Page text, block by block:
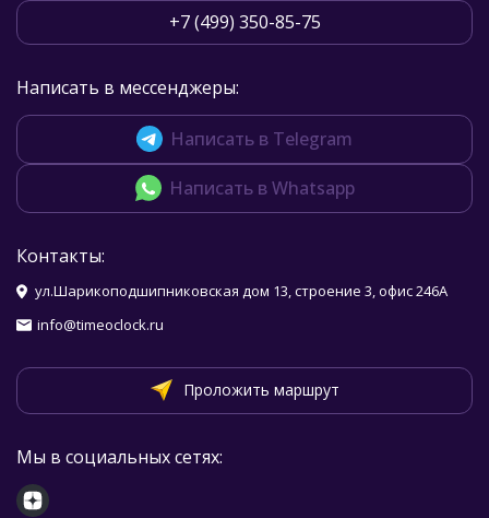
+7 (499) 350-85-75
Написать в мессенджеры:
Написать в Telegram
Написать в Whatsapp
Контакты:
ул.Шарикоподшипниковская дом 13, строение 3, офис 246А
info@timeoclock.ru
Проложить маршрут
Мы в социальных сетях: